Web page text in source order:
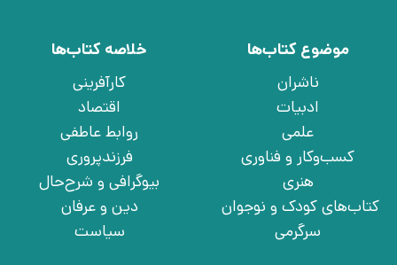
موضوع کتاب‌ها
ناشران
ادبیات
علمی
کسب‌وکار و فناوری
هنری
کتاب‌های کودک و نوجوان
سرگرمی
خلاصه کتاب‌ها
کارآفرینی
اقتصاد
روابط عاطفی
فرزندپروری
بیوگرافی و شرح‌حال
دین و عرفان
سیاست